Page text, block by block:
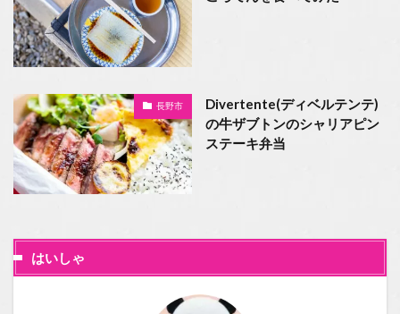
長野市
Divertente(ディベルテンテ)
の牛ザブトンのシャリアピン
ステーキ弁当
はいしゃ